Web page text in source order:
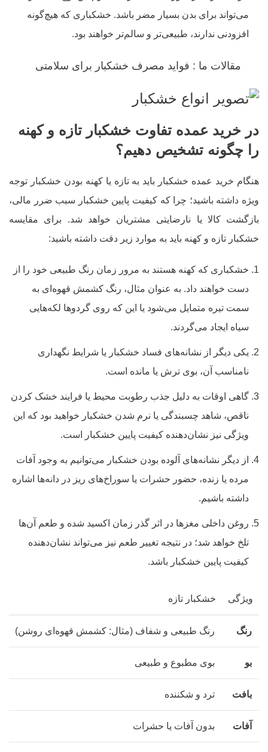
می‌تواند برای بدن بسیار مضر باشد. خشکباری که هیچ‌گونه
افزودنی ندارند، طبیعی‌تر و سالم‌تر خواهند بود.
مقالات ما : فواید مصرف خشکبار برای سلامتی
در خرید عمده تفاوت خشکبار تازه و کهنه
را چگونه تشخیص دهیم؟
هنگام خرید عمده خشکبار باید به تازه یا کهنه بودن خشکبار توجه
ویژه داشته باشید؛ چرا که کیفیت پایین خشکبار سبب ضرر مالی،
بازگشت کالا یا نارضایتی مشتریان خواهد شد. برای مقایسه
خشکبار تازه و کهنه باید به موارد زیر دقت داشته باشید:
خشکباری که کهنه هستند به مرور زمان رنگ طبیعی خود را از
دست خواهند داد. به عنوان مثال، رنگ کشمش قهوه‌ای به
سمت تیره متمایل می‌شود یا این که روی گردوها لکه‌هایی
سیاه ایجاد می‌گردند.
یکی دیگر از نشانه‌های فساد خشکبار یا شرایط نگهداری
نامناسب آن، بوی ترش یا مانده است.
گاهی اوقات به دلیل جذب رطوبت محیط یا فرایند خشک کردن
ناقص، شاهد چسبندگی یا نرم شدن خشکبار خواهید بود که این
ویژگی نیز نشان‌دهنده کیفیت پایین خشکبار است.
از دیگر نشانه‌های آلوده بودن خشکبار می‌توانیم به وجود آفات
مرده یا زنده، حضور حشرات یا سوراخ‌های ریز در دانه‌ها اشاره
داشته باشیم.
روغن داخلی مغزها در اثر گذر زمان اکسید شده و طعم آن‌ها
تلخ خواهد شد؛ در نتیجه تغییر طعم نیز می‌تواند نشان‌دهنده
کیفیت پایین خشکبار باشد.
ویژگی خشکبار تازه
رنگ رنگ طبیعی و شفاف (مثال: کشمش قهوه‌ای روشن)
بو بوی مطبوع و طبیعی
بافت ترد و شکننده
آفات بدون آفات یا حشرات